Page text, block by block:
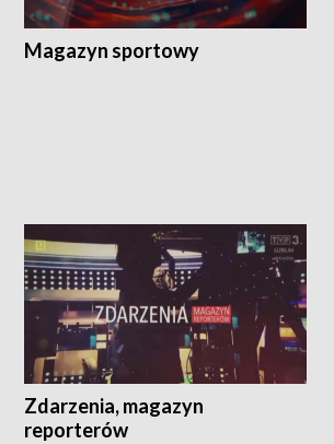
Magazyn sportowy
Zdarzenia, magazyn
reporterów